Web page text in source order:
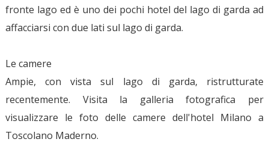
fronte lago ed è uno dei pochi hotel del lago di garda ad
affacciarsi con due lati sul lago di garda.
Le camere
Ampie, con vista sul lago di garda, ristrutturate
recentemente. Visita la galleria fotografica per
visualizzare le foto delle camere dell'hotel Milano a
Toscolano Maderno.